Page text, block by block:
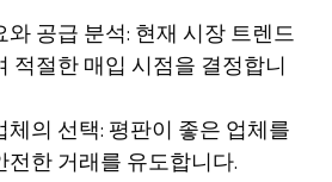
공급 분석: 현재 시장 트렌드
적절한 매입 시점을 결정합니
체의 선택: 평판이 좋은 업체를
전한 거래를 유도합니다.